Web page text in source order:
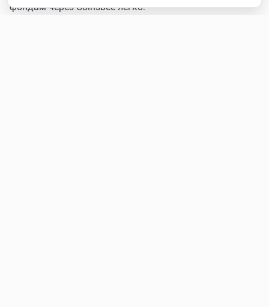
фондам через Coinsbee легко: